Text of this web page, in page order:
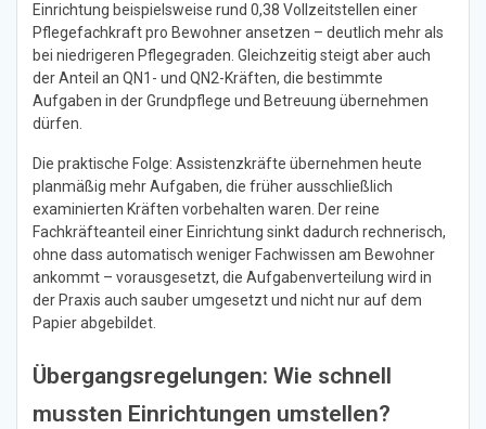
Einrichtung beispielsweise rund 0,38 Vollzeitstellen einer
Pflegefachkraft pro Bewohner ansetzen – deutlich mehr als
bei niedrigeren Pflegegraden. Gleichzeitig steigt aber auch
der Anteil an QN1- und QN2-Kräften, die bestimmte
Aufgaben in der Grundpflege und Betreuung übernehmen
dürfen.
Die praktische Folge: Assistenzkräfte übernehmen heute
planmäßig mehr Aufgaben, die früher ausschließlich
examinierten Kräften vorbehalten waren. Der reine
Fachkräfteanteil einer Einrichtung sinkt dadurch rechnerisch,
ohne dass automatisch weniger Fachwissen am Bewohner
ankommt – vorausgesetzt, die Aufgabenverteilung wird in
der Praxis auch sauber umgesetzt und nicht nur auf dem
Papier abgebildet.
Übergangsregelungen: Wie schnell
mussten Einrichtungen umstellen?